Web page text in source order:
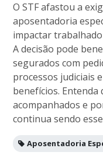
O STF afastou a
aposentadoria
impactar
A decisão pode
segurados com
processos judiciais
benefícios.
acompanhados e
continua sendo
Aposentadoria